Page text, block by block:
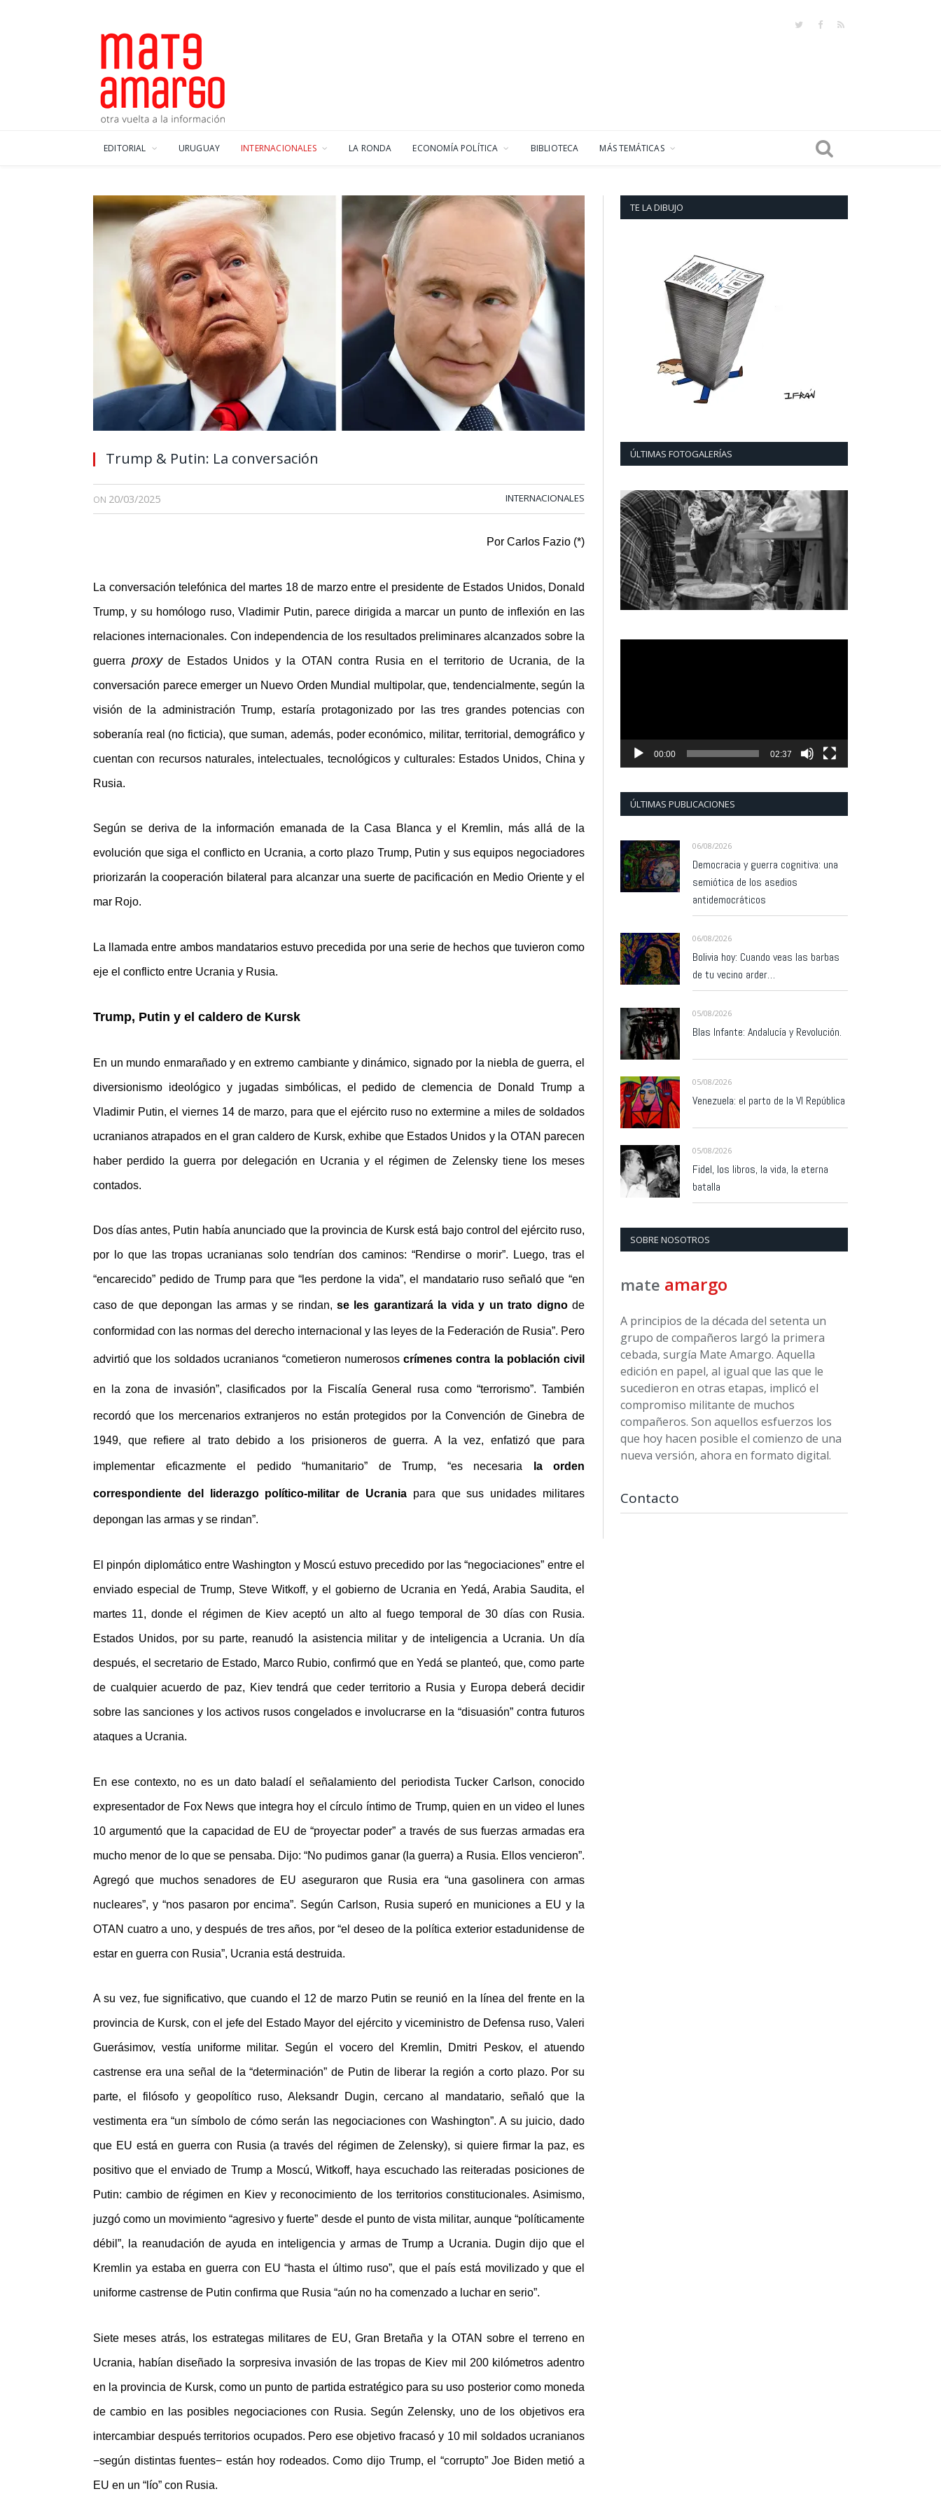
TwitterFacebook
RSS
EDITORIAL URUGUAY INTERNACIONALES LA RONDA ECONOMÍA POLÍTICA BIBLIOTECA MÁS TEMÁTICAS
Trump & Putin: La conversación
ON 20/03/2025 INTERNACIONALES
Por Carlos Fazio (*)
La conversación telefónica del martes 18 de marzo entre el presidente de Estados Unidos, Donald
Trump, y su homólogo ruso, Vladimir Putin, parece dirigida a marcar un punto de inflexión en las
relaciones internacionales. Con independencia de los resultados preliminares alcanzados sobre la
guerra proxyde Estados Unidos y la OTAN contra Rusia en el territorio de Ucrania, de la
conversación parece emerger un Nuevo Orden Mundial multipolar, que, tendencialmente, según la
visión de la administración Trump, estaría protagonizado por las tres grandes potencias con
soberanía real (no ficticia), que suman, además, poder económico, militar, territorial, demográfico y
cuentan con recursos naturales, intelectuales, tecnológicos y culturales: Estados Unidos, China y
Rusia.
Según se deriva de la información emanada de la Casa Blanca y el Kremlin, más allá de la
evolución que siga el conflicto en Ucrania, a corto plazo Trump, Putin y sus equipos negociadores
priorizarán la cooperación bilateral para alcanzar una suerte de pacificación en Medio Oriente y el
mar Rojo.
La llamada entre ambos mandatarios estuvo precedida por una serie de hechos que tuvieron como
eje el conflicto entre Ucrania y Rusia.
Trump, Putin y el caldero de Kursk
En un mundo enmarañado y en extremo cambiante y dinámico, signado por la niebla de guerra, el
diversionismo ideológico y jugadas simbólicas, el pedido de clemencia de Donald Trump a
Vladimir Putin, el viernes 14 de marzo, para que el ejército ruso no extermine a miles de soldados
ucranianos atrapados en el gran caldero de Kursk, exhibe que Estados Unidos y la OTAN parecen
haber perdido la guerra por delegación en Ucrania y el régimen de Zelensky tiene los meses
contados.
Dos días antes, Putin había anunciado que la provincia de Kursk está bajo control del ejército ruso,
por lo que las tropas ucranianas solo tendrían dos caminos: “Rendirse o morir”. Luego, tras el
“encarecido” pedido de Trump para que “les perdone la vida”, el mandatario ruso señaló que “en
caso de que depongan las armas y se rindan, se les garantizará la vida y un trato dignode
conformidad con las normas del derecho internacional y las leyes de la Federación de Rusia”. Pero
advirtió que los soldados ucranianos “cometieron numerosos crímenes contra la población civil
en la zona de invasión”, clasificados por la Fiscalía General rusa como “terrorismo”. También
recordó que los mercenarios extranjeros no están protegidos por la Convención de Ginebra de
1949, que refiere al trato debido a los prisioneros de guerra. A la vez, enfatizó que para
implementar eficazmente el pedido “humanitario” de Trump, “es necesaria la orden
correspondiente del liderazgo político-militar de Ucrania para que sus unidades militares
depongan las armas y se rindan”.
El pinpón diplomático entre Washington y Moscú estuvo precedido por las “negociaciones” entre el
enviado especial de Trump, Steve Witkoff, y el gobierno de Ucrania en Yedá, Arabia Saudita, el
martes 11, donde el régimen de Kiev aceptó un alto al fuego temporal de 30 días con Rusia.
Estados Unidos, por su parte, reanudó la asistencia militar y de inteligencia a Ucrania. Un día
después, el secretario de Estado, Marco Rubio, confirmó que en Yedá se planteó, que, como parte
de cualquier acuerdo de paz, Kiev tendrá que ceder territorio a Rusia y Europa deberá decidir
sobre las sanciones y los activos rusos congelados e involucrarse en la “disuasión” contra futuros
ataques a Ucrania.
En ese contexto, no es un dato baladí el señalamiento del periodista Tucker Carlson, conocido
expresentador de Fox News que integra hoy el círculo íntimo de Trump, quien en un video el lunes
10 argumentó que la capacidad de EU de “proyectar poder” a través de sus fuerzas armadas era
mucho menor de lo que se pensaba. Dijo: “No pudimos ganar (la guerra) a Rusia. Ellos vencieron”.
Agregó que muchos senadores de EU aseguraron que Rusia era “una gasolinera con armas
nucleares”, y “nos pasaron por encima”. Según Carlson, Rusia superó en municiones a EU y la
OTAN cuatro a uno, y después de tres años, por “el deseo de la política exterior estadunidense de
estar en guerra con Rusia”, Ucrania está destruida.
A su vez, fue significativo, que cuando el 12 de marzo Putin se reunió en la línea del frente en la
provincia de Kursk, con el jefe del Estado Mayor del ejército y viceministro de Defensa ruso, Valeri
Guerásimov, vestía uniforme militar. Según el vocero del Kremlin, Dmitri Peskov, el atuendo
castrense era una señal de la “determinación” de Putin de liberar la región a corto plazo. Por su
parte, el filósofo y geopolítico ruso, Aleksandr Dugin, cercano al mandatario, señaló que la
vestimenta era “un símbolo de cómo serán las negociaciones con Washington”. A su juicio, dado
que EU está en guerra con Rusia (a través del régimen de Zelensky), si quiere firmar la paz, es
positivo que el enviado de Trump a Moscú, Witkoff, haya escuchado las reiteradas posiciones de
Putin: cambio de régimen en Kiev y reconocimiento de los territorios constitucionales. Asimismo,
juzgó como un movimiento “agresivo y fuerte” desde el punto de vista militar, aunque “políticamente
débil”, la reanudación de ayuda en inteligencia y armas de Trump a Ucrania. Dugin dijo que el
Kremlin ya estaba en guerra con EU “hasta el último ruso”, que el país está movilizado y que el
uniforme castrense de Putin confirma que Rusia “aún no ha comenzado a luchar en serio”.
Siete meses atrás, los estrategas militares de EU, Gran Bretaña y la OTAN sobre el terreno en
Ucrania, habían diseñado la sorpresiva invasión de las tropas de Kiev mil 200 kilómetros adentro
en la provincia de Kursk, como un punto de partida estratégico para su uso posterior como moneda
de cambio en las posibles negociaciones con Rusia. Según Zelensky, uno de los objetivos era
intercambiar después territorios ocupados. Pero ese objetivo fracasó y 10 mil soldados ucranianos
−según distintas fuentes− están hoy rodeados. Como dijo Trump, el “corrupto” Joe Biden metió a
EU en un “lío” con Rusia.
TE LA DIBUJO
ÚLTIMAS FOTOGALERÍAS
00:00 02:37
ÚLTIMAS PUBLICACIONES
06/08/2026
Democracia y guerra cognitiva: una
semiótica de los asedios
antidemocráticos
06/08/2026
Bolivia hoy: Cuando veas las barbas
de tu vecino arder…
05/08/2026
Blas Infante: Andalucía y Revolución.
05/08/2026
Venezuela: el parto de la VI República
05/08/2026
Fidel, los libros, la vida, la eterna
batalla
SOBRE NOSOTROS
mate amargo
A principios de la década del setenta un
grupo de compañeros largó la primera
cebada, surgía Mate Amargo. Aquella
edición en papel, al igual que las que le
sucedieron en otras etapas, implicó el
compromiso militante de muchos
compañeros. Son aquellos esfuerzos los
que hoy hacen posible el comienzo de una
nueva versión, ahora en formato digital.
Contacto